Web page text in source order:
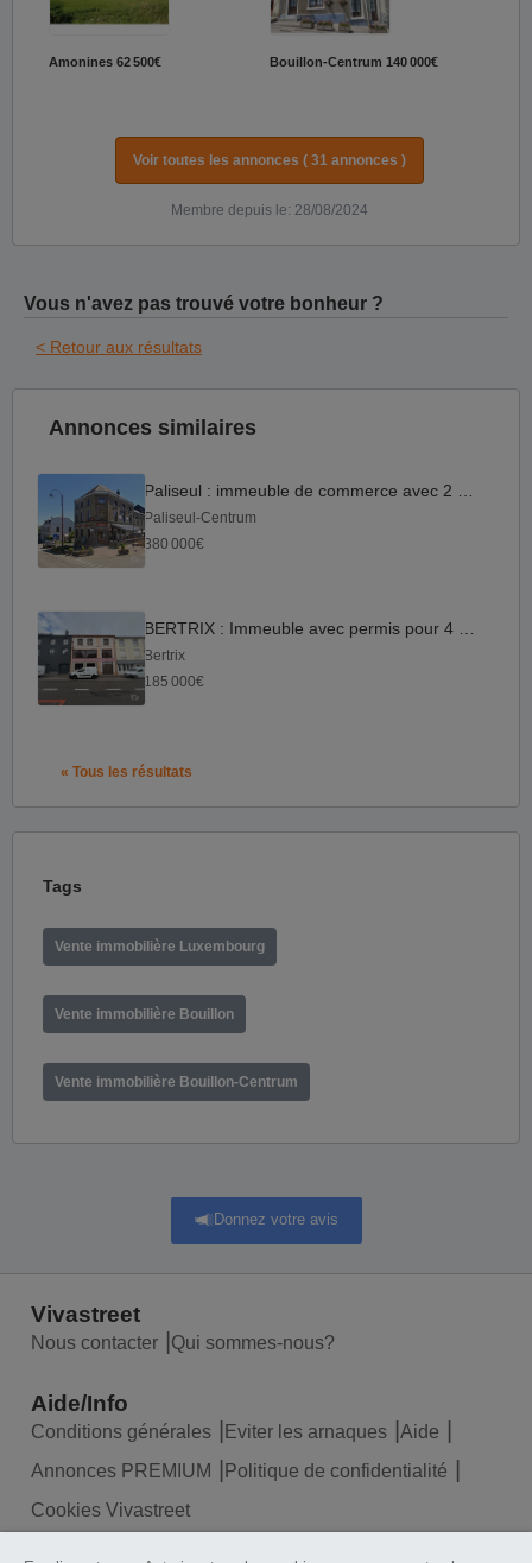
Amonines 62 500€ Bouillon-Centrum 140 000€
Voir toutes les annonces ( 31 annonces )
Membre depuis le: 28/08/2024
Vous n'avez pas trouvé votre bonheur ?
< Retour aux résultats
Annonces similaires
Paliseul-Centrum
380 000€
Bertrix
185 000€
« Tous les résultats
Tags
Vente immobilière Luxembourg
Vente immobilière Bouillon
Vente immobilière Bouillon-Centrum
Donnez votre avis
Vivastreet
Nous contacter Qui sommes-nous?
Aide/Info
Conditions générales Eviter les arnaques
Aide
Annonces PREMIUM
Politique de confidentialité
Cookies Vivastreet